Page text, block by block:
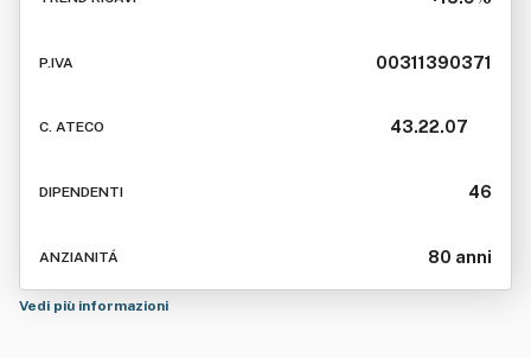
P.IVA 00311390371
C. ATECO 43.22.07
DIPENDENTI 46
ANZIANITÁ 80 anni
Vedi più informazioni